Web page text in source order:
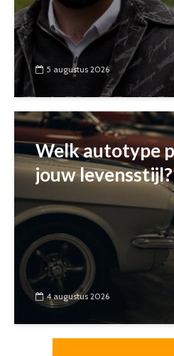
5 augustus 2026
Welk autotype
jouw
4 augustus 2026